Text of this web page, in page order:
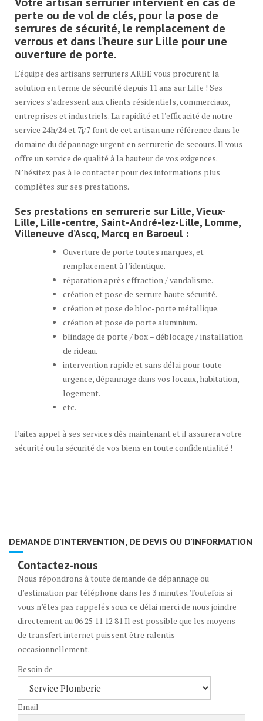
perte ou de vol de clés, pour la pose de
serrures de sécurité, le remplacement de
verrous et dans l’heure sur Lille pour une
ouverture de porte.
L’équipe des artisans serruriers ARBE vous procurent la
solution en terme de sécurité depuis 11 ans sur Lille ! Ses
services s’adressent aux clients résidentiels, commerciaux,
entreprises et industriels. La rapidité et l’efficacité de notre
service 24h/24 et 7j/7 font de cet artisan une référence dans le
domaine du dépannage urgent en serrurerie de secours. Il vous
offre un service de qualité à la hauteur de vos exigences.
N’hésitez pas à le contacter pour des informations plus
complètes sur ses prestations.
Ses prestations en serrurerie sur Lille, Vieux-
Lille, Lille-centre, Saint-André-lez-Lille, Lomme,
Villeneuve d’Ascq, Marcq en Baroeul :
Ouverture de porte toutes marques, et
remplacement à l’identique.
réparation après effraction / vandalisme.
création et pose de serrure haute sécurité.
création et pose de bloc-porte métallique.
création et pose de porte aluminium.
blindage de porte / box – déblocage / installation
de rideau.
intervention rapide et sans délai pour toute
urgence, dépannage dans vos locaux, habitation,
logement.
etc.
Faites appel à ses services dès maintenant et il assurera votre
sécurité ou la sécurité de vos biens en toute confidentialité !
DEMANDE D’INTERVENTION, DE DEVIS OU D’INFORMATION
Contactez-nous
Nous répondrons à toute demande de dépannage ou
d’estimation par téléphone dans les 3 minutes. Toutefois si
vous n’êtes pas rappelés sous ce délai merci de nous joindre
directement au 06 25 11 12 81 Il est possible que les moyens
de transfert internet puissent être ralentis
occasionnellement.
Besoin de
Email